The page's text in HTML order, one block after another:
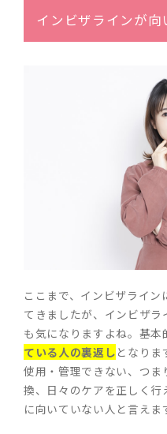
インビザラインが向
ここまで、インビザライ
てきましたが、インビザ
も気になりますよね。基本
ている人の裏返し となりま
使用・管理できない、つま
換、日々のケアを正しく
に向いていない人と言えま